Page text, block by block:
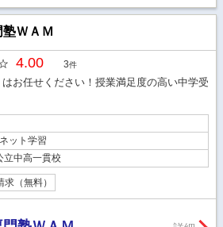
ＷＡＭ
4.00 3件
はお任せください！授業満足度の高い中学受
ット学習
立中高一貫校
（無料）